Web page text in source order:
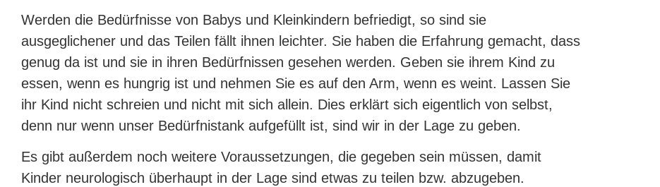
Werden die Bedürfnisse von Babys und Kleinkindern befriedigt, so sind sie
ausgeglichener und das Teilen fällt ihnen leichter. Sie haben die Erfahrung gemacht, dass
genug da ist und sie in ihren Bedürfnissen gesehen werden. Geben sie ihrem Kind zu
essen, wenn es hungrig ist und nehmen Sie es auf den Arm, wenn es weint. Lassen Sie
ihr Kind nicht schreien und nicht mit sich allein. Dies erklärt sich eigentlich von selbst,
denn nur wenn unser Bedürfnistank aufgefüllt ist, sind wir in der Lage zu geben.
Es gibt außerdem noch weitere Voraussetzungen, die gegeben sein müssen, damit
Kinder neurologisch überhaupt in der Lage sind etwas zu teilen bzw. abzugeben.